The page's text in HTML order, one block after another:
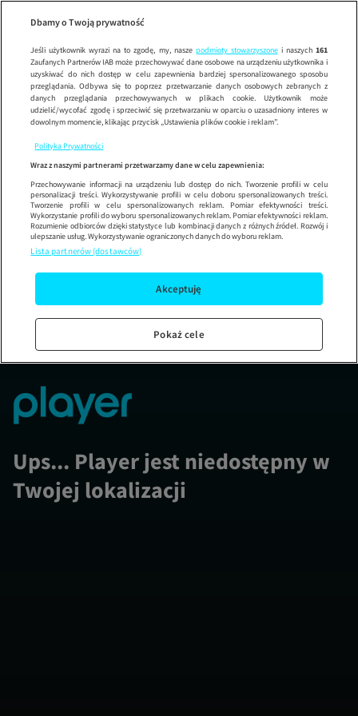
Wypróbuj aplikację mobilną
Korzystaj z łatwiejszej nawigacji i ciesz się szybszym
Ups... Player jest niedostępny w
Twojej lokalizacji
Dbamy o Twoją prywatność
Jeśli użytkownik wyrazi na to zgodę, my, nasze podmioty stowarzyszonei naszych 161
Zaufanych Partnerów IAB może przechowywać dane osobowe na urządzeniu użytkownika i
uzyskiwać do nich dostęp w celu zapewnienia bardziej spersonalizowanego sposobu
przeglądania. Odbywa się to poprzez przetwarzanie danych osobowych zebranych z
danych przeglądania przechowywanych w plikach cookie. Użytkownik może
udzielić/wycofać zgodę i sprzeciwić się przetwarzaniu w oparciu o uzasadniony interes w
dowolnym momencie, klikając przycisk „Ustawienia plików cookie i reklam”.
Polityka Prywatności
Wraz z naszymi partnerami przetwarzamy dane w celu zapewnienia:
Przechowywanie informacji na urządzeniu lub dostęp do nich. Tworzenie profili w celu
personalizacji treści. Wykorzystywanie profili w celu doboru spersonalizowanych treści.
Tworzenie profili w celu spersonalizowanych reklam. Pomiar efektywności treści.
Wykorzystanie profili do wyboru spersonalizowanych reklam. Pomiar efektywności reklam.
Rozumienie odbiorców dzięki statystyce lub kombinacji danych z różnych źródeł. Rozwój i
ulepszanie usług. Wykorzystywanie ograniczonych danych do wyboru reklam.
Lista partnerów (dostawców)
Akceptuję
Pokaż cele